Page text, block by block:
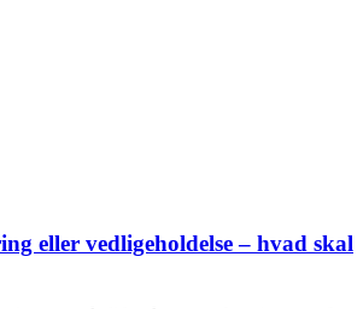
eller vedligeholdelse – hvad skal